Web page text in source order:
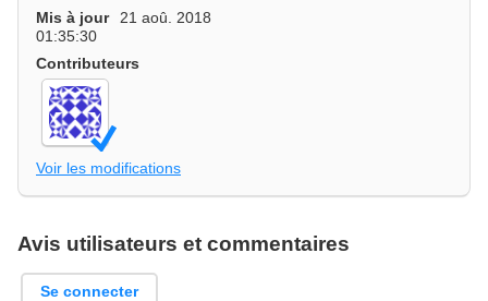
Mis à jour
21 aoû. 2018
01:35:30
Contributeurs
Voir les modifications
Avis utilisateurs et commentaires
Se connecter